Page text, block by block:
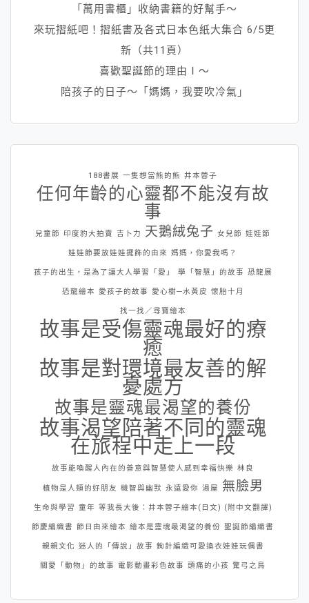
「萬用書櫃」收納書籍的好幫手～
來玩摺紙吧！摺紙書及各式日本色紙大集合 6/5更
新（共11頁）
喜歡聖誕節的理由Ⅰ～
陪孩子的日子～「媽媽，我要吹冷氣」
188書展 一隻想當熊的熊 井本蓉子
任何年齡的心靈都不能沒有故
事
兒童節 印度豹大拍賣 吉卜力 天鵝絨兔子 女兒節 娃娃節
娃娃節要放娃娃擺飾的由來 媽媽，你愛我嗎？
孩子的出生，是為了讓大人學習「愛」 學「智慧」的故事 恐龍展
恐龍繪本 愛孩子的故事 愛心樹─水黃皮 懷胎十月
找一找／尋寶繪本
故事是受傷靈魂最好的療
癒
故事是對環境最友善的解
憂處方
故事是靈魂最渴望的養份
故事渴望陪著不同的靈魂
在旅程中走上一段
故事能喚醒人內在的善意與智慧使人感到幸福快樂 林良
植物是人類的好朋友 機智與幽默 永遠愛你 湯屋 無臉男
生命與學習 童年 等我長大後：井本蓉子繪本(日文) (附中文翻譯)
節慶編織書 節日由來繪本 繪本是靈魂最渴望的養份 聖誕節編織書
親親文化 迷人的「傳說」故事 鉤針編織可愛換衣娃娃玩偶書
關愛「動物」的故事 電影動畫彩色故事 頭痛的小孩 驚弓之鳥